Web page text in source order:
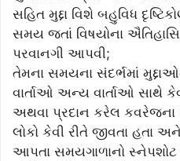
સહિત મુદ્દા વિશે બહુવિધ
સમય જતાં વિષયોના
પરવાનગી આપવી;
તેમના સમયના સંદર્ભમાં
વાર્તાઓ અન્ય વાર્તાઓ સાથે
અથવા પ્રદાન કરેલ કવરેજના
લોકો કેવી રીતે જીવતા
આપતા સમયગાળાનો